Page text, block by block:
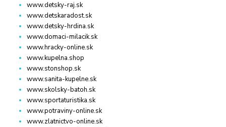
www.detsky-raj.sk
www.detskaradost.sk
www.detsky-hrdina.sk
www.domaci-milacik.sk
www.hracky-online.sk
www.kupelna.shop
www.stonshop.sk
www.sanita-kupelne.sk
www.skolsky-batoh.sk
www.sportaturistika.sk
www.potraviny-online.sk
www.zlatnictvo-online.sk